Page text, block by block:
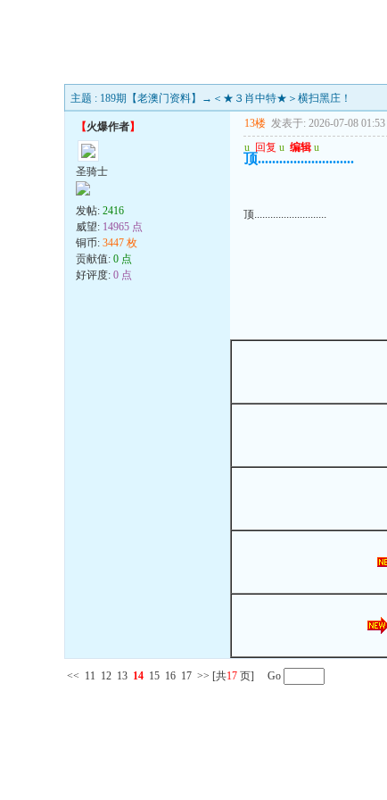
主题 : 189期【老澳门资料】→＜★３肖中特★＞横扫黑庄！
【火爆作者】
圣骑士
发帖: 2416
威望: 14965 点
铜币: 3447 枚
贡献值: 0 点
好评度: 0 点
13楼 发表于: 2026-07-08 01:53
u 回复 u 编辑 u
顶...........................
顶...........................
<< 11 12 13 14 15 16 17 >> [共17 页] Go